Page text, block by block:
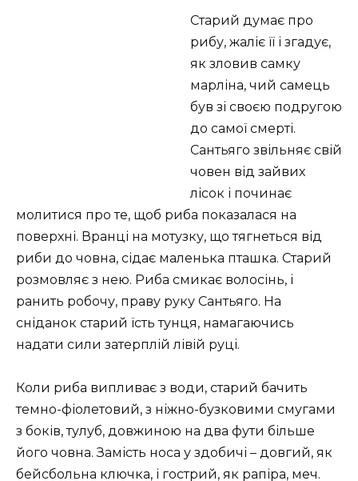
Старий думає про
рибу, жаліє її і згадує,
як зловив самку
марліна, чий самець
був зі своєю подругою
до самої смерті.
Сантьяго звільняє свій
човен від зайвих
лісок і починає
молитися про те, щоб риба показалася на
поверхні. Вранці на мотузку, що тягнеться від
риби до човна, сідає маленька пташка. Старий
розмовляє з нею. Риба смикає волосінь, і
ранить робочу, праву руку Сантьяго. На
сніданок старий їсть тунця, намагаючись
надати сили затерплій лівій руці.
Коли риба випливає з води, старий бачить
темно-фіолетовий, з ніжно-бузковими смугами
з боків, тулуб, довжиною на два фути більше
його човна. Замість носа у здобичі – довгий, як
бейсбольна ключка, і гострий, як рапіра, меч.